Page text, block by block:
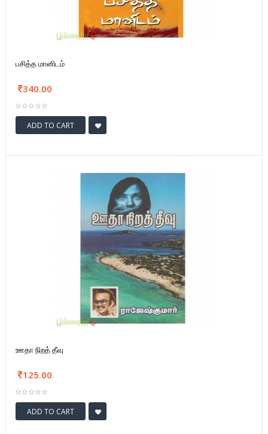
பசித்த மானிடம்
340.00
ADD TO CART
ஊதா நிறத் தீவு
125.00
ADD TO CART